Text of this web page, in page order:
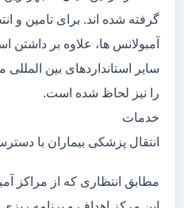
گرفته شده اند. برای تامین و
آمبولانس ها، علاوه بر داشتن
سایر استانداردهای بین
را نیز لحاظ شده است.
خدمات
انتقال پزشکی بیماران با
مطابق انتظاری که از مراکز